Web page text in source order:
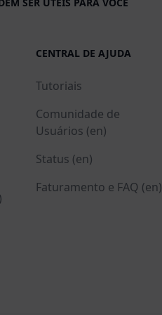
CENTRAL DE AJUDA
Tutoriais
Comunidade de
Usuários (en)
Status (en)
Faturamento e FAQ (en)